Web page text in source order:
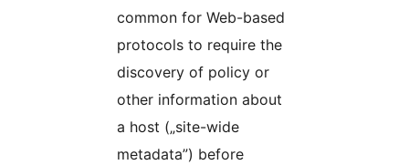
common for Web-based
protocols to require the
discovery of policy or
other information about
a host („site-wide
metadata”) before